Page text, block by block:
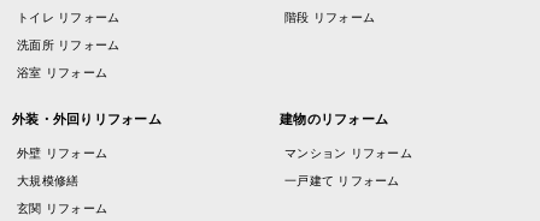
トイレ リフォーム
洗面所 リフォーム
浴室 リフォーム
階段 リフォーム
外装・外回りリフォーム
外壁 リフォーム
大規模修繕
玄関 リフォーム
建物のリフォーム
マンション リフォーム
一戸建て リフォーム